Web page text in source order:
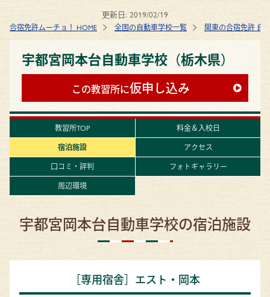
更新日: 2019/02/19
合宿免許ムーチョ！ HOME 全国の自動車学校一覧 関東の合宿免許 自
宇都宮岡本台自動車学校（栃木県）
この教習所に仮申し込み
教習所TOP
料金＆入校日
宿泊施設
アクセス
口コミ・評判
フォトギャラリー
周辺環境
宇都宮岡本台自動車学校の宿泊施設
［専用宿舎］エスト・岡本